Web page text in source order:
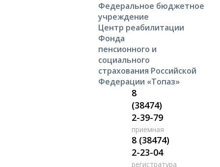
Федеральное бюджетное
учреждение
Центр реабилитации
Фонда
пенсионного и
социального
страхования Российской
Федерации «Топаз»
8
(38474)
2-39-79
приемная
8 (38474)
2-23-04
регистратура